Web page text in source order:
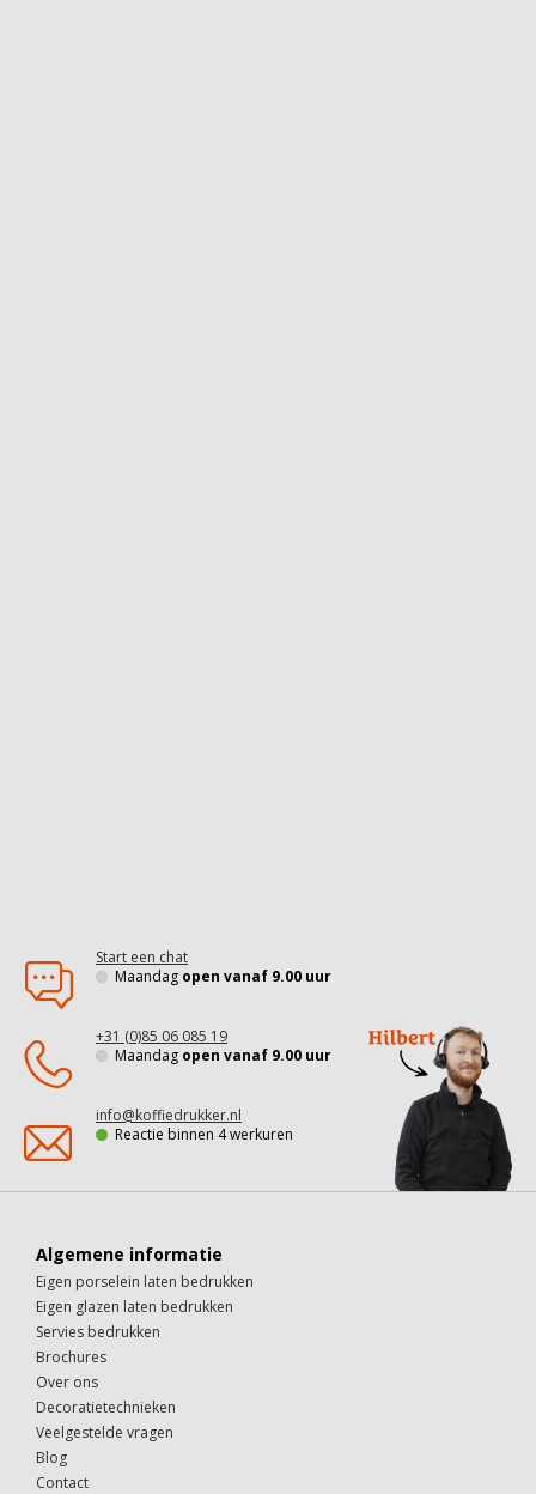
Start een chat
Maandag open vanaf 9.00 uur
+31 (0)85 06 085 19
Maandag open vanaf 9.00 uur
info@koffiedrukker.nl
Reactie binnen 4 werkuren
Algemene informatie
Eigen porselein laten bedrukken
Eigen glazen laten bedrukken
Servies bedrukken
Brochures
Over ons
Decoratietechnieken
Veelgestelde vragen
Blog
Contact